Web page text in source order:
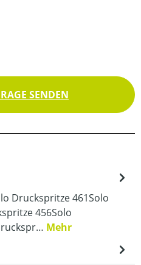
SENDEN
Druckspritze 461Solo
456Solo
Mehr